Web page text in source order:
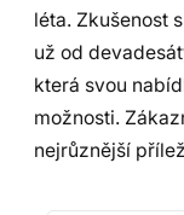
léta. Zkušenost
už od
která svou
možnosti.
nejrůznější